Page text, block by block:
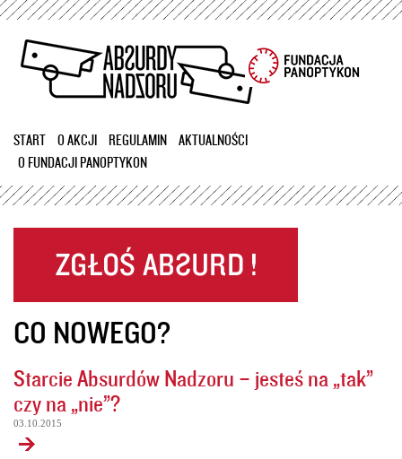
Przejdź
treści
START O AKCJI REGULAMIN
AKTUALNOŚCI
O FUNDACJI PANOPTYKON
CO NOWEGO?
Starcie Absurdów Nadzoru – jesteś na „tak”
czy na „nie”?
03.10.2015